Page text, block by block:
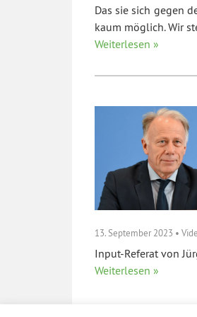
Das sie sich gegen
kaum möglich. Wir
Weiterlesen »
13. September 2023 •
Input-Referat von
Weiterlesen »